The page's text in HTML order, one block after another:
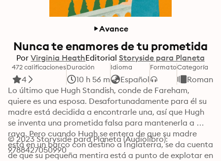
Avance
Nunca te enamores de tu prometida
Por Virginia HeathEditorial Storyside para Planeta
472 calificaciones
4
Duración
10 h 56 m
Idioma
Español
FormatoCategoría
Lo último que Hugh Standish, conde de Fareham,
quiere es una esposa. Desafortunadamente para él su
madre está decidida a encontrarle una, así que Hugh
se inventa una prometida falsa para mantenerla a
raya. Pero cuando Hugh se entera de que su madre
está en un barco con destino a Inglaterra, se da cuenta
de que su pequeña mentira está a punto de explotar en
© 2023 Storyside para Planeta (Audiolibro):
9788427050990